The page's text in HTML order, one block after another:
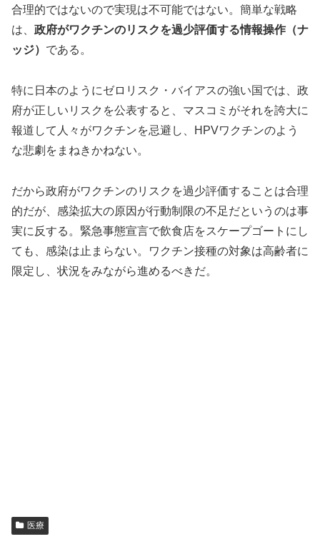
合理的ではないので実現は不可能ではない。簡単な戦略
は、 政府がワクチンのリスクを過少評価する情報操作（ナ
ッジ） である。
特に日本のようにゼロリスク・バイアスの強い国では、政
府が正しいリスクを公表すると、マスコミがそれを誇大に
報道して人々がワクチンを忌避し、HPVワクチンのよう
な悲劇をまねきかねない。
だから政府がワクチンのリスクを過少評価することは合理
的だが、感染拡大の原因が行動制限の不足だというのは事
実に反する。緊急事態宣言で飲食店をスケープゴートにし
ても、感染は止まらない。ワクチン接種の対象は高齢者に
限定し、状況をみながら進めるべきだ。
医療